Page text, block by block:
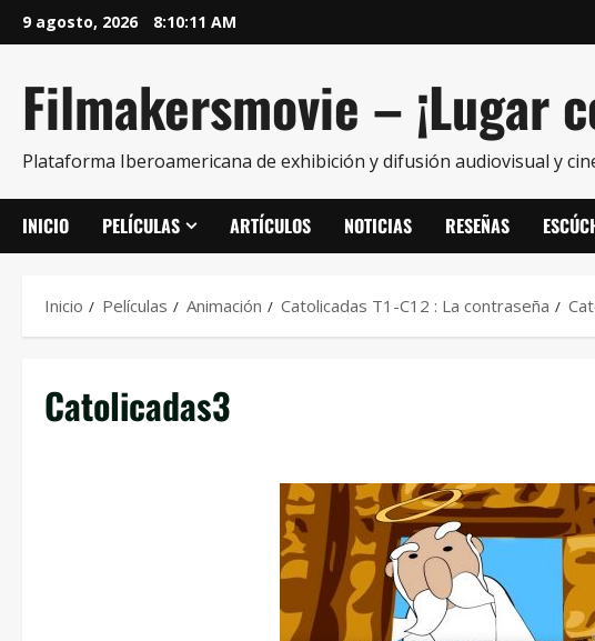
9 agosto, 2026 8:10:12 AM
Filmakersmovie – ¡Lugar
Plataforma Iberoamericana de exhibición y difusión audiovisual y
INICIO PELÍCULAS ARTÍCULOS NOTICIAS RESEÑAS
Inicio Películas Animación Catolicadas T1-C12 : La contraseña
Catolicadas3